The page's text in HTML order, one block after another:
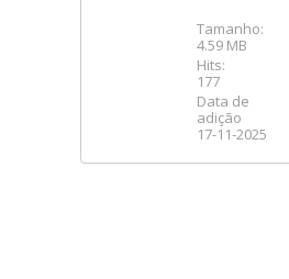
Tamanho:
4.59 MB
Hits:
177
Data de
adição
17-11-2025